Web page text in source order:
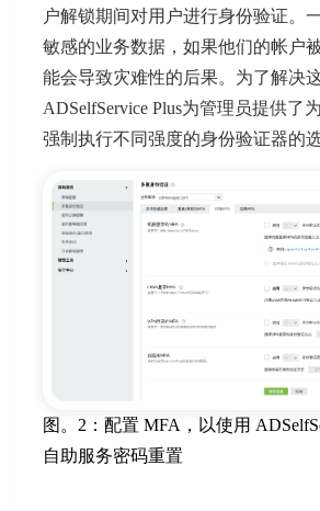
户解锁期间对用户进行身份验证。
敏感的业务数据，如果他们的帐户
能会导致灾难性的后果。为了解决
ADSelfService Plus为管理员提供了
强制执行不同强度的身份验证器的选
图。2：配置 MFA，以使用
自助服务密码重置